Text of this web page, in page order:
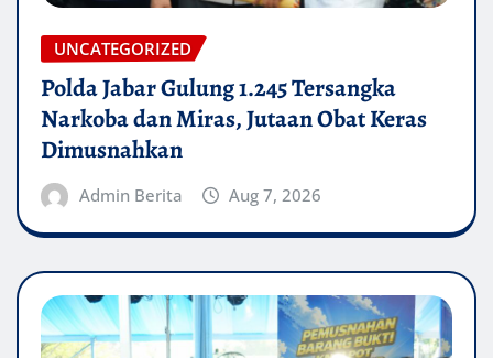
UNCATEGORIZED
Polda Jabar Gulung 1.245 Tersangka
Narkoba dan Miras, Jutaan Obat Keras
Dimusnahkan
Admin Berita Aug 7, 2026